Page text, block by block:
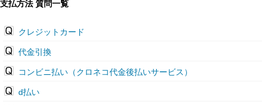
支払方法 質問一覧
クレジットカード
代金引換
コンビニ払い（クロネコ代金後払いサービス）
d払い